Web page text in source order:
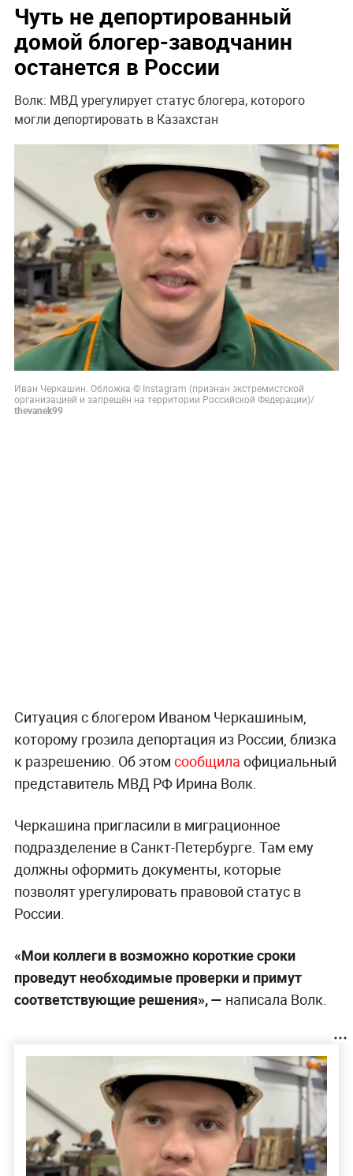
Чуть не депортированный
домой блогер-заводчанин
останется в России
Волк: МВД урегулирует статус блогера, которого
могли депортировать в Казахстан
Иван Черкашин. Обложка © Instagram (признан экстремистской
организацией и запрещён на территории Российской Федерации)/
thevanek99
Ситуация с блогером Иваном Черкашиным,
которому грозила депортация из России, близка
к разрешению. Об этом сообщила официальный
представитель МВД РФ Ирина Волк.
Черкашина пригласили в миграционное
подразделение в Санкт-Петербурге. Там ему
должны оформить документы, которые
позволят урегулировать правовой статус в
России.
«Мои коллеги в возможно короткие сроки
проведут необходимые проверки и примут
соответствующие решения», — написала Волк.